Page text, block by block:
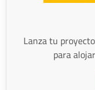
Lanza tu
para